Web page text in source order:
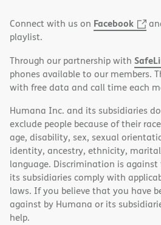
Connect with us on Facebook
playlist.
Through our partnership with
phones available to our members.
with free data and call time each
Humana Inc. and its subsidiaries
exclude people because of their
age, disability, sex, sexual
identity, ancestry, ethnicity,
language. Discrimination is
its subsidiaries comply with
laws. If you believe that you have
against by Humana or its
help.